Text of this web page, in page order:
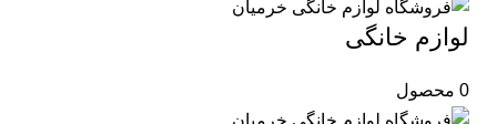
لوازم خانگی
0 محصول